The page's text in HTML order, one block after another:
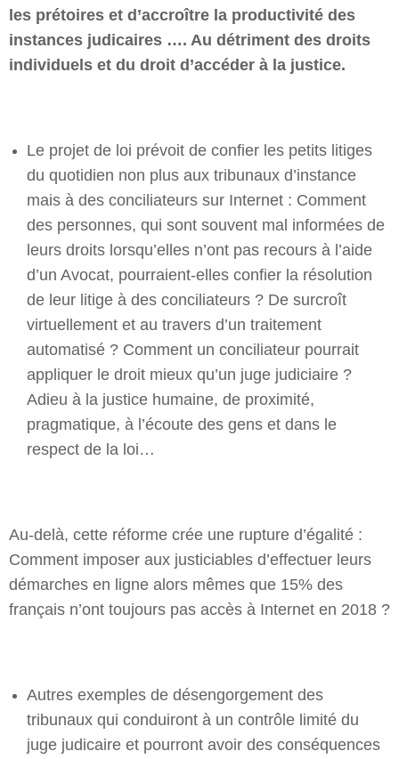
les prétoires et d’accroître la productivité des
instances judicaires …. Au détriment des droits
individuels et du droit d’accéder à la justice.
Le projet de loi prévoit de confier les petits litiges
du quotidien non plus aux tribunaux d’instance
mais à des conciliateurs sur Internet : Comment
des personnes, qui sont souvent mal informées de
leurs droits lorsqu’elles n’ont pas recours à l’aide
d’un Avocat, pourraient-elles confier la résolution
de leur litige à des conciliateurs ? De surcroît
virtuellement et au travers d’un traitement
automatisé ? Comment un conciliateur pourrait
appliquer le droit mieux qu’un juge judiciaire ?
Adieu à la justice humaine, de proximité,
pragmatique, à l’écoute des gens et dans le
respect de la loi…
Au-delà, cette réforme crée une rupture d’égalité :
Comment imposer aux justiciables d’effectuer leurs
démarches en ligne alors mêmes que 15% des
français n’ont toujours pas accès à Internet en 2018 ?
Autres exemples de désengorgement des
tribunaux qui conduiront à un contrôle limité du
juge judicaire et pourront avoir des conséquences